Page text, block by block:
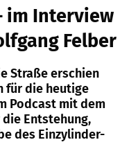
im Interview
Felber
Straße erschien
für die heutige
Podcast mit dem
Entstehung,
des Einzylinder-